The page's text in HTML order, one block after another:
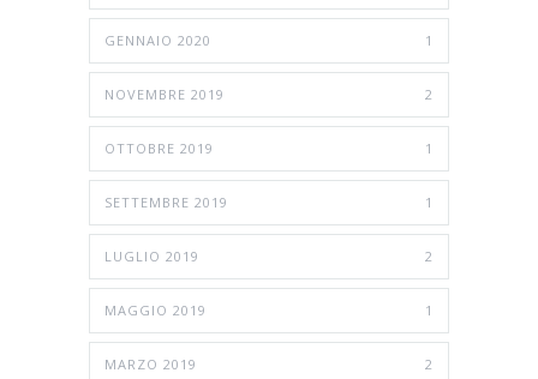
GENNAIO 2020 1
NOVEMBRE 2019 2
OTTOBRE 2019 1
SETTEMBRE 2019 1
LUGLIO 2019 2
MAGGIO 2019 1
MARZO 2019 2